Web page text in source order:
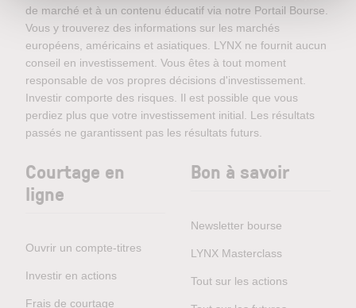
de marché et à un contenu éducatif via notre Portail Bourse.
Vous y trouverez des informations sur les marchés
européens, américains et asiatiques. LYNX ne fournit aucun
conseil en investissement. Vous êtes à tout moment
responsable de vos propres décisions d'investissement.
Investir comporte des risques. Il est possible que vous
perdiez plus que votre investissement initial. Les résultats
passés ne garantissent pas les résultats futurs.
Courtage en
ligne
Ouvrir un compte-titres
Investir en actions
Frais de courtage
Bon à savoir
Newsletter bourse
LYNX Masterclass
Tout sur les actions